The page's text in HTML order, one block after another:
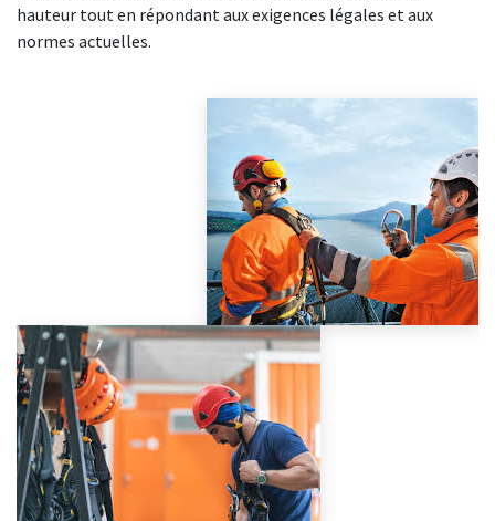
hauteur tout en répondant aux exigences légales et aux
normes actuelles.